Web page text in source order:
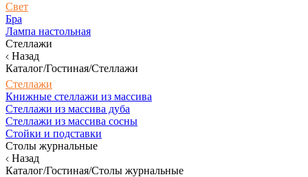
Свет
Бра
Лампа настольная
Стеллажи
Назад
Каталог/Гостиная/Стеллажи
Стеллажи
Книжные стеллажи из массива
Стеллажи из массива дуба
Стеллажи из массива сосны
Стойки и подставки
Столы журнальные
Назад
Каталог/Гостиная/Столы журнальные